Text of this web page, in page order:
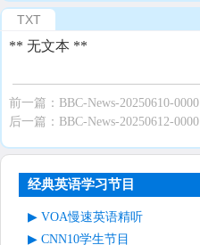
TXT
** 无文本 **
前一篇： BBC-News-20250610-0000
后一篇： BBC-News-20250612-0000
经典英语学习节目
VOA慢速英语精听
CNN10学生节目